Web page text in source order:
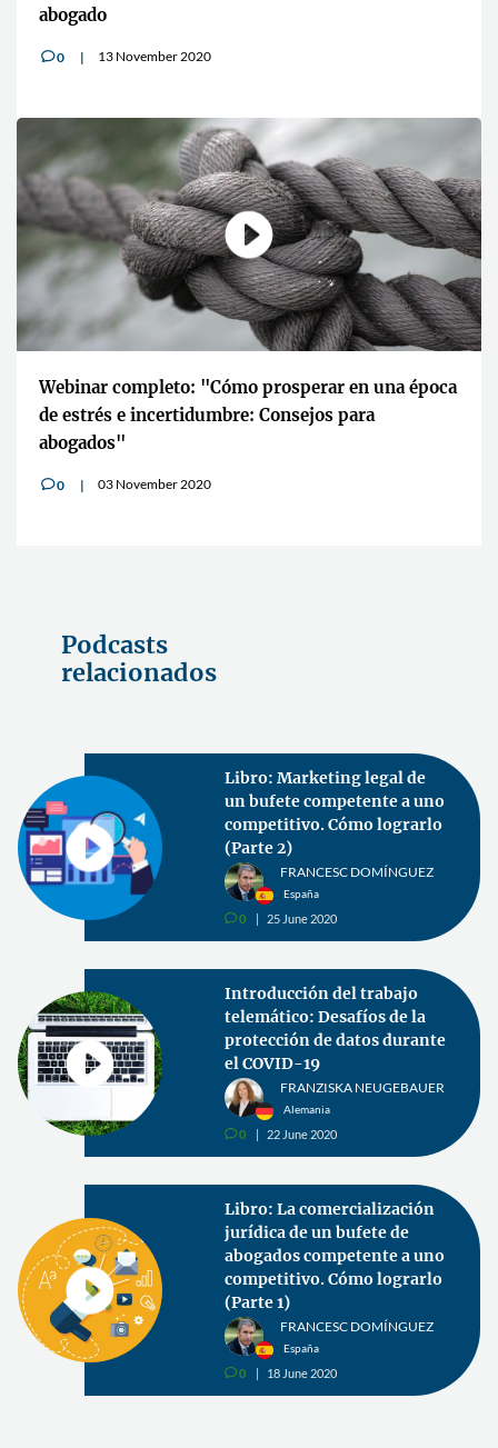
abogado
v0 13 November 2020
Webinar completo: "Cómo prosperar en una época
de estrés e incertidumbre: Consejos para
abogados"
v0 03 November 2020
Podcasts
relacionados
Libro: Marketing legal de
un bufete competente a uno
competitivo. Cómo lograrlo
(Parte 2)
FRANCESC DOMÍNGUEZ
España
v0 25 June 2020
Introducción del trabajo
telemático: Desafíos de la
protección de datos durante
el COVID-19
FRANZISKA NEUGEBAUER
Alemania
v0 22 June 2020
Libro: La comercialización
jurídica de un bufete de
abogados competente a uno
competitivo. Cómo lograrlo
(Parte 1)
FRANCESC DOMÍNGUEZ
España
v0 18 June 2020